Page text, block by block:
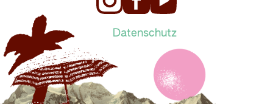
Datenschutz